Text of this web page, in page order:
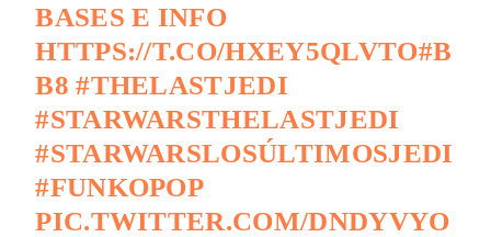
BASES E INFO
HTTPS://T.CO/HXEY5QLVTO#B
B8 #THELASTJEDI
#STARWARSTHELASTJEDI
#STARWARSLOSÚLTIMOSJEDI
#FUNKOPOP
PIC.TWITTER.COM/DNDYVYO